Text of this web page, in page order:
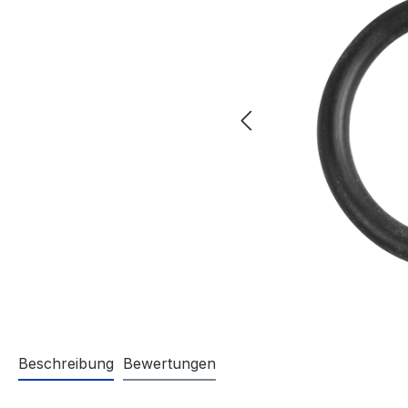
Beschreibung Bewertungen